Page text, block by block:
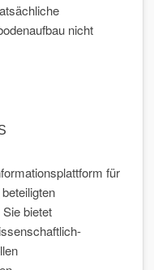
nicht
für
bietet